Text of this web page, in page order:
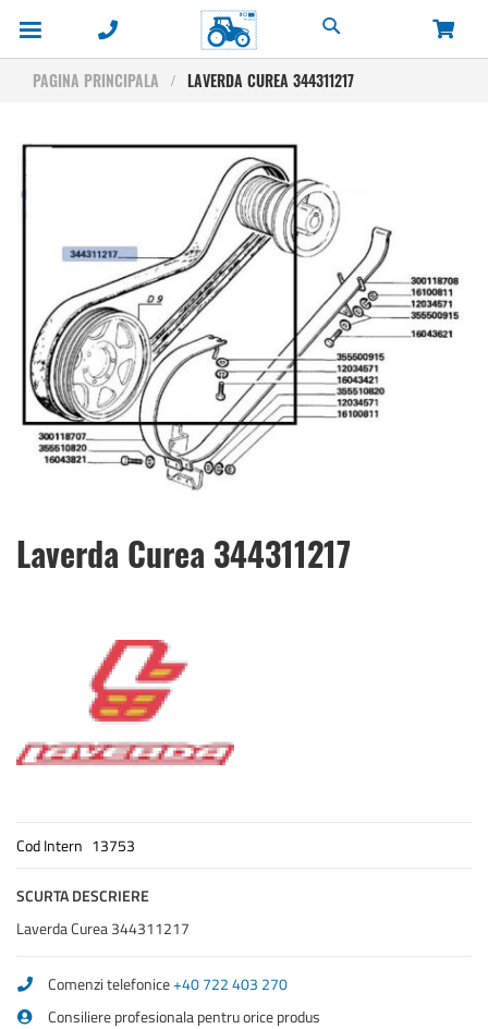
Cautare
PAGINA PRINCIPALA LAVERDA CUREA 344311217
to
the
end
Skip
to
Laverda Curea 344311217
Cod Intern 13753
SCURTA DESCRIERE
Laverda Curea 344311217
Comenzi telefonice+40 722 403 270
Consiliere profesionala pentru orice produs